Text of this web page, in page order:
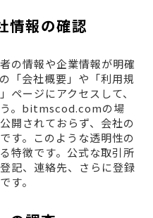
情報の確認
の情報や企業情報が明確
「会社概要」や「利用規
ページにアクセスして、
う。bitmscod.comの場
開されておらず、会社の
す。このような透明性の
特徴です。公式な取引所
記、連絡先、さらに登録
す。